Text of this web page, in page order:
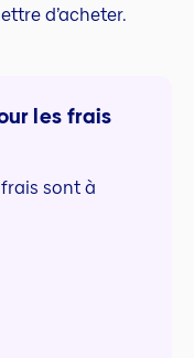
d’acheter.
les frais
frais sont à